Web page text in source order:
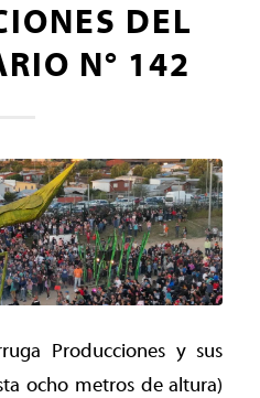
DEL
N° 142
Producciones y sus
ocho metros de altura)